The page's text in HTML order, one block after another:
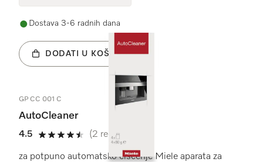
Dostava 3-6 radnih dana
DODATI U KOŠARICU
GP CC 001 C
AutoCleaner
4.5
4.5 od 5
(2 recenzije)
za potpuno automatsko čišćenje Miele aparata za